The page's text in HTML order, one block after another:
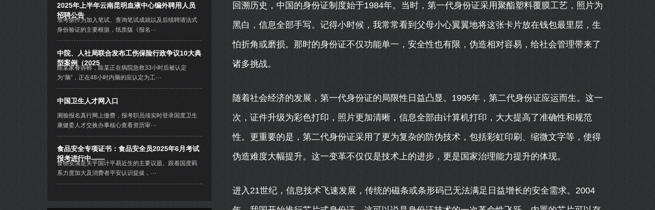
2025年上半年云南昆明血液中心编外聘用人员
招聘公告
准考据作为加入笔试、查询笔试成就以及后续聘请法式
身份验证的主要根据，纸质版《报名···
中院、人社局联合发布工伤保险行政争议10大典
型案例（2025
陈某家眷诉称，陈某正在病院急救33小时后被认定
为“脑”，正在48小时内脑的应认定为工···
中国卫生人才网入口
测验报名真行网上缴费，报考职员须实时登录国度卫生
康健委人才交换办事核心查看资历审···
食品安全专项证书：食品安全员2025年6月考试
报考进行中——
食物安满是关乎国计平易近生的主要议题。跟着国度羁
系力度加大及消费者平安认识提拔，···
回溯历史，中国的身份证制度始于1984年。当时，第一代身份证采用聚酯塑料覆膜工艺，照片为
黑白，信息全部手写。记得小时候，我常常看到父母小心翼翼地将这张卡片放在钱包最里层，生
怕折角或磨损。那时的身份证不仅功能单一，安全性也有限，伪造相对容易，给社会管理带来了
诸多挑战。
随着社会经济的发展，第一代身份证的局限性日益凸显。1995年，第二代身份证应运而生。这一
次，证件升级为彩色打印，照片更加清晰，信息全部由计算机打印，大大提高了准确性和规范
性。更重要的是，第二代身份证采用了更为复杂的防伪技术，包括彩虹印刷、缩微文字等，使得
伪造难度大幅提升。这一变革不仅仅是技术上的进步，更是国家治理能力提升的体现。
进入21世纪，信息技术飞速发展，传统的磁条或条形码已无法满足日益增长的安全需求。2004